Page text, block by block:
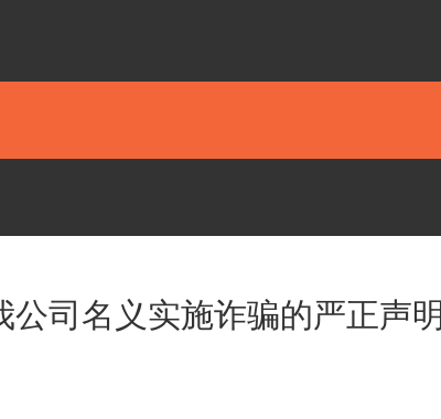
公司名义实施诈骗的严正声明